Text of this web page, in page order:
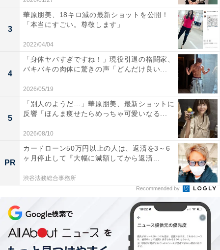
3
華原朋美、18キロ減の最新ショットを公開！
「本当にすごい。尊敬します」
2022/04/04
4
「身体ヤバすぎですね！」現役引退の格闘家、
バキバキの肉体に驚きの声「どんだけ良い...
2026/05/19
5
「別人のようだ…」華原朋美、最新ショットに
反響「ほんま痩せたらめっちゃ可愛いなる...
2026/08/10
PR
カードローン50万円以上の人は、返済を3～6
ヶ月停止して『大幅に減額してから返済...
渋谷法務総合事務所
Recommended by